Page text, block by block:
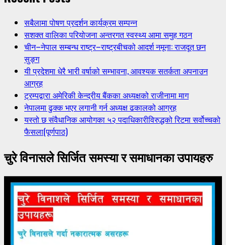
सबैलामा पोषण प्रदर्शन कार्यक्रम सम्पन्न
सशक्त वालिका परियोजना अन्तरगत स्वस्थ्य आमा समुह गठन
चीन–नेपाल सम्बन्ध राष्ट्र–राष्ट्रबीचको आदर्श नमूना: राजदूत छन
सुङ्ग
यी प्रदेशमा धेरै भारी वर्षाको सम्भावना, आवश्यक सतर्कता अपनाउन
आग्रह
ट्रम्पद्वारा अमेरिकी केन्द्रीय बैंकका अध्यक्षको राजीनामा माग
नेपालमा ढुक्क भएर लगानी गर्न अध्यक्ष ढकालको आग्रह
यस्तो छ संवैधानिक आयोगका ५२ पदाधिकारीविरुद्धको रिटमा सर्वोच्चको
फैसला(पूर्णपाठ)
चुरे विनासले सिर्जित समस्या र समाधानका उपायहरु